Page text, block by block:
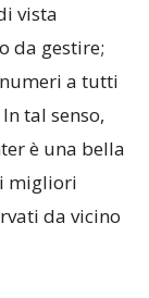
vista
da gestire;
a tutti
tal senso,
è una bella
migliori
da vicino